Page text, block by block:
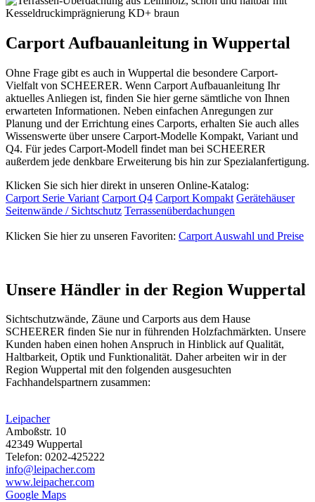
Carport Aufbauanleitung in Wuppertal
Ohne Frage gibt es auch in Wuppertal die besondere Carport-
Vielfalt von SCHEERER. Wenn Carport Aufbauanleitung Ihr
aktuelles Anliegen ist, finden Sie hier gerne sämtliche von Ihnen
erwarteten Informationen. Neben einfachen Anregungen zur
Planung und der Errichtung eines Carports, erhalten Sie auch alles
Wissenswerte über unsere Carport-Modelle Kompakt, Variant und
Q4. Für jedes Carport-Modell findet man bei SCHEERER
außerdem jede denkbare Erweiterung bis hin zur Spezialanfertigung.
Klicken Sie sich hier direkt in unseren Online-Katalog:
Carport Serie Variant Carport Q4 Carport Kompakt Gerätehäuser
Seitenwände / Sichtschutz Terrassenüberdachungen
Klicken Sie hier zu unseren Favoriten: Carport Auswahl und Preise
Unsere Händler in der Region Wuppertal
Sichtschutzwände, Zäune und Carports aus dem Hause
SCHEERER finden Sie nur in führenden Holzfachmärkten. Unsere
Kunden haben einen hohen Anspruch in Hinblick auf Qualität,
Haltbarkeit, Optik und Funktionalität. Daher arbeiten wir in der
Region Wuppertal mit den folgenden ausgesuchten
Fachhandelspartnern zusammen:
Leipacher
Amboßstr. 10
42349 Wuppertal
Telefon: 0202-425222
info@leipacher.com
www.leipacher.com
Google Maps